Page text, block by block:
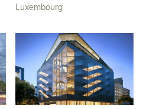
Luxembourg